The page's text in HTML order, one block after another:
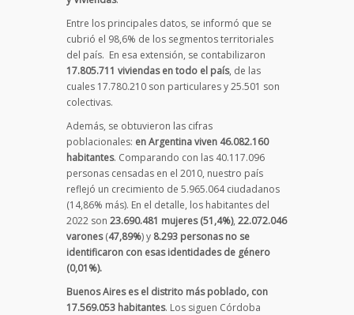
Entre los principales datos, se informó que se
cubrió el 98,6% de los segmentos territoriales
del país. En esa extensión, se contabilizaron
17.805.711 viviendas en todo el país, de las
cuales 17.780.210 son particulares y 25.501 son
colectivas.
Además, se obtuvieron las cifras
poblacionales: en Argentina viven 46.082.160
habitantes. Comparando con las 40.117.096
personas censadas en el 2010, nuestro país
reflejó un crecimiento de 5.965.064 ciudadanos
(14,86% más). En el detalle, los habitantes del
2022 son 23.690.481 mujeres (51,4%), 22.072.046
varones(47,89%) y 8.293 personas no se
identificaron con esas identidades de género
(0,01%).
Buenos Aires es el distrito más poblado, con
17.569.053 habitantes. Los siguen Córdoba